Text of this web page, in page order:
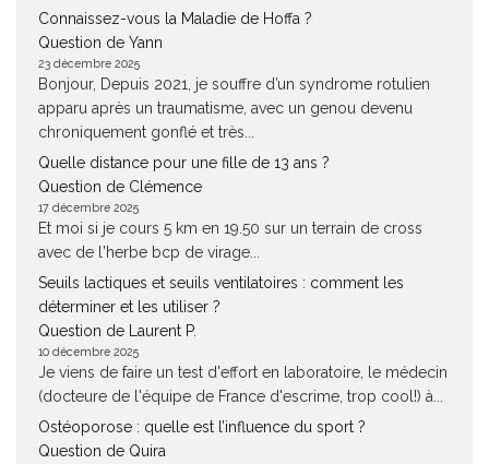
Connaissez-vous la Maladie de Hoffa ?
Question de Yann
23 décembre 2025
Bonjour, Depuis 2021, je souffre d’un syndrome rotulien
apparu après un traumatisme, avec un genou devenu
chroniquement gonflé et très...
Quelle distance pour une fille de 13 ans ?
Question de Clémence
17 décembre 2025
Et moi si je cours 5 km en 19.50 sur un terrain de cross
avec de l'herbe bcp de virage...
Seuils lactiques et seuils ventilatoires : comment les
déterminer et les utiliser ?
Question de Laurent P.
10 décembre 2025
Je viens de faire un test d'effort en laboratoire, le médecin
(docteure de l'équipe de France d'escrime, trop cool!) à...
Ostéoporose : quelle est l’influence du sport ?
Question de Quira